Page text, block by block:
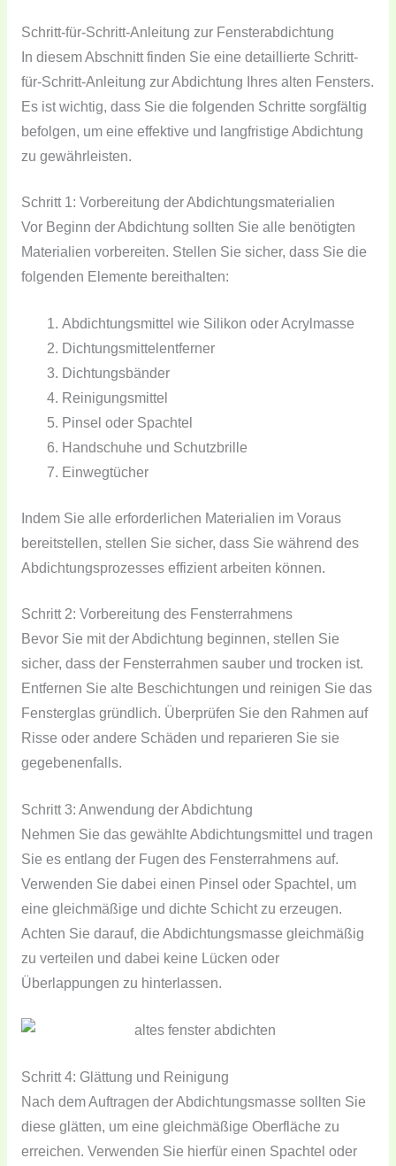
Schritt-für-Schritt-Anleitung zur Fensterabdichtung
In diesem Abschnitt finden Sie eine detaillierte Schritt-
für-Schritt-Anleitung zur Abdichtung Ihres alten Fensters.
Es ist wichtig, dass Sie die folgenden Schritte sorgfältig
befolgen, um eine effektive und langfristige Abdichtung
zu gewährleisten.
Schritt 1: Vorbereitung der Abdichtungsmaterialien
Vor Beginn der Abdichtung sollten Sie alle benötigten
Materialien vorbereiten. Stellen Sie sicher, dass Sie die
folgenden Elemente bereithalten:
Abdichtungsmittel wie Silikon oder Acrylmasse
Dichtungsmittelentferner
Dichtungsbänder
Reinigungsmittel
Pinsel oder Spachtel
Handschuhe und Schutzbrille
Einwegtücher
Indem Sie alle erforderlichen Materialien im Voraus
bereitstellen, stellen Sie sicher, dass Sie während des
Abdichtungsprozesses effizient arbeiten können.
Schritt 2: Vorbereitung des Fensterrahmens
Bevor Sie mit der Abdichtung beginnen, stellen Sie
sicher, dass der Fensterrahmen sauber und trocken ist.
Entfernen Sie alte Beschichtungen und reinigen Sie das
Fensterglas gründlich. Überprüfen Sie den Rahmen auf
Risse oder andere Schäden und reparieren Sie sie
gegebenenfalls.
Schritt 3: Anwendung der Abdichtung
Nehmen Sie das gewählte Abdichtungsmittel und tragen
Sie es entlang der Fugen des Fensterrahmens auf.
Verwenden Sie dabei einen Pinsel oder Spachtel, um
eine gleichmäßige und dichte Schicht zu erzeugen.
Achten Sie darauf, die Abdichtungsmasse gleichmäßig
zu verteilen und dabei keine Lücken oder
Überlappungen zu hinterlassen.
Schritt 4: Glättung und Reinigung
Nach dem Auftragen der Abdichtungsmasse sollten Sie
diese glätten, um eine gleichmäßige Oberfläche zu
erreichen. Verwenden Sie hierfür einen Spachtel oder